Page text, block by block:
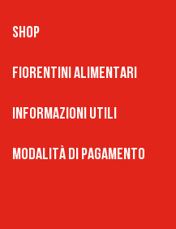
Shop
Fiorentini Alimentari
Informazioni Utili
Modalità di pagamento